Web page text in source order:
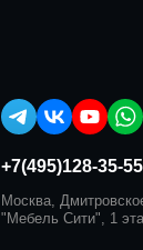
+7(495)128-35-55
Москва,
"Мебель Сити", 1